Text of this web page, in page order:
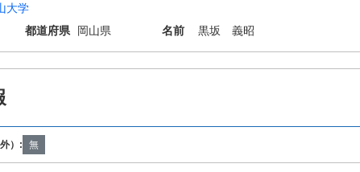
大学
都道府県 岡山県 名前 黒坂 義昭
02 C12P13/04 C12P21/02 C12P35/04 C12P37/04